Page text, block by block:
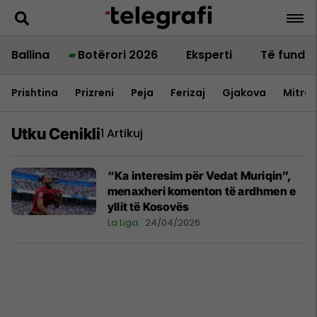
Ballina Botërori 2026 Eksperti Të fundit
Prishtina Prizreni Peja Ferizaj Gjakova
Utku Cenikli1 Artikuj
“Ka interesim për Vedat Muriqin”,
menaxheri komenton të ardhmen e
yllit të Kosovës
La Liga 24/04/2026